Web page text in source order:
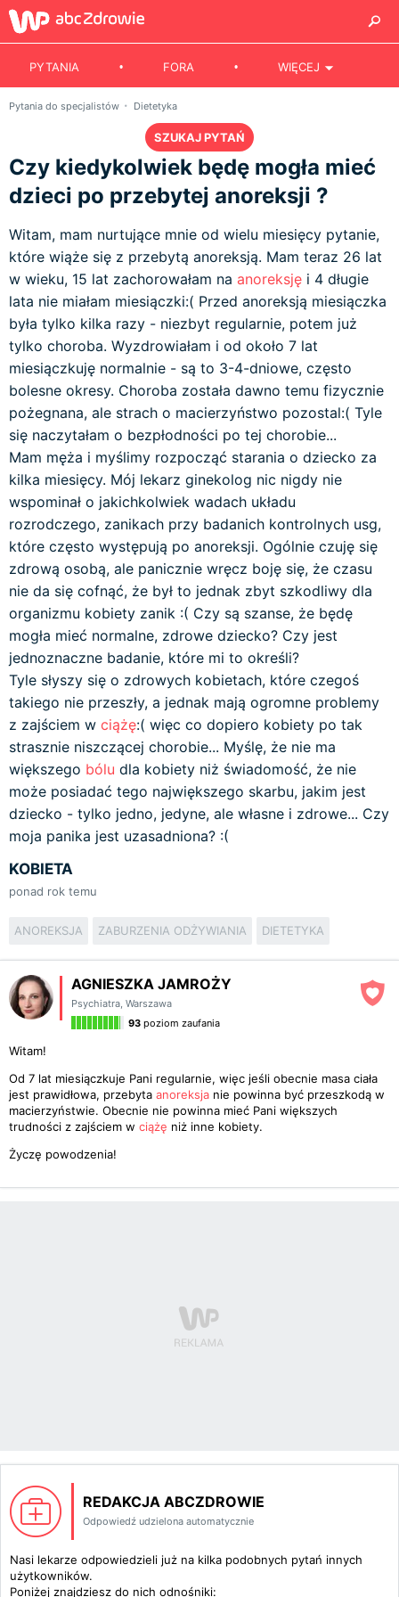
PYTANIA FORA WIĘCEJ
Pytania do specjalistów Dietetyka
SZUKAJ PYTAŃ
Czy kiedykolwiek będę mogła mieć
dzieci po przebytej anoreksji ?
Witam, mam nurtujące mnie od wielu miesięcy pytanie,
które wiąże się z przebytą anoreksją. Mam teraz 26 lat
w wieku, 15 lat zachorowałam na anoreksję i 4 długie
lata nie miałam miesiączki:( Przed anoreksją miesiączka
była tylko kilka razy - niezbyt regularnie, potem już
tylko choroba. Wyzdrowiałam i od około 7 lat
miesiączkuję normalnie - są to 3-4-dniowe, często
bolesne okresy. Choroba została dawno temu fizycznie
pożegnana, ale strach o macierzyństwo pozostal:( Tyle
się naczytałam o bezpłodności po tej chorobie...
Mam męża i myślimy rozpocząć starania o dziecko za
kilka miesięcy. Mój lekarz ginekolog nic nigdy nie
wspominał o jakichkolwiek wadach układu
rozrodczego, zanikach przy badanich kontrolnych usg,
które często występują po anoreksji. Ogólnie czuję się
zdrową osobą, ale panicznie wręcz boję się, że czasu
nie da się cofnąć, że był to jednak zbyt szkodliwy dla
organizmu kobiety zanik :( Czy są szanse, że będę
mogła mieć normalne, zdrowe dziecko? Czy jest
jednoznaczne badanie, które mi to określi?
Tyle słyszy się o zdrowych kobietach, które czegoś
takiego nie przeszły, a jednak mają ogromne problemy
z zajściem w ciążę:( więc co dopiero kobiety po tak
strasznie niszczącej chorobie... Myślę, że nie ma
większego bólu dla kobiety niż świadomość, że nie
może posiadać tego największego skarbu, jakim jest
dziecko - tylko jedno, jedyne, ale własne i zdrowe... Czy
moja panika jest uzasadniona? :(
KOBIETA
ponad rok temu
ANOREKSJA ZABURZENIA ODŻYWIANIA DIETETYKA
AGNIESZKA JAMROŻY
Psychiatra, Warszawa
93 poziom zaufania
Witam!
Od 7 lat miesiączkuje Pani regularnie, więc jeśli obecnie masa ciała
jest prawidłowa, przebyta anoreksja nie powinna być przeszkodą w
macierzyństwie. Obecnie nie powinna mieć Pani większych
trudności z zajściem w ciążę niż inne kobiety.
Życzę powodzenia!
REDAKCJA ABCZDROWIE
Odpowiedź udzielona automatycznie
Nasi lekarze odpowiedzieli już na kilka podobnych pytań innych
użytkowników.
Poniżej znajdziesz do nich odnośniki: